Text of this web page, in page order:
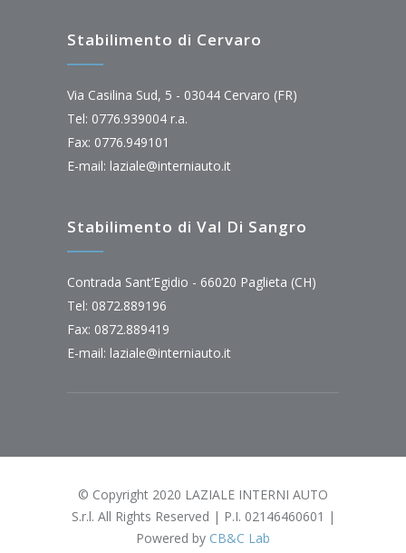
Stabilimento di Cervaro
Via Casilina Sud, 5 - 03044 Cervaro (FR)
Tel: 0776.939004 r.a.
Fax: 0776.949101
E-mail: laziale@interniauto.it
Stabilimento di Val Di Sangro
Contrada Sant’Egidio - 66020 Paglieta (CH)
Tel: 0872.889196
Fax: 0872.889419
E-mail: laziale@interniauto.it
© Copyright 2020 LAZIALE INTERNI AUTO
S.r.l. All Rights Reserved | P.I. 02146460601 |
Powered by CB&C Lab